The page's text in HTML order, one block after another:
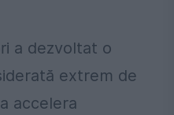
a dezvoltat o
extrem de
accelera